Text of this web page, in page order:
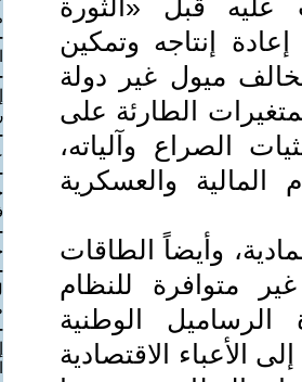
قبل «الثورة
إنتاجه وتمكين
ميول غير دولة
الطارئة على
الصراع وآلياته،
والعسكرية
وأيضاً الطاقات
متوافرة للنظام
الوطنية
الأعباء الاقتصادية